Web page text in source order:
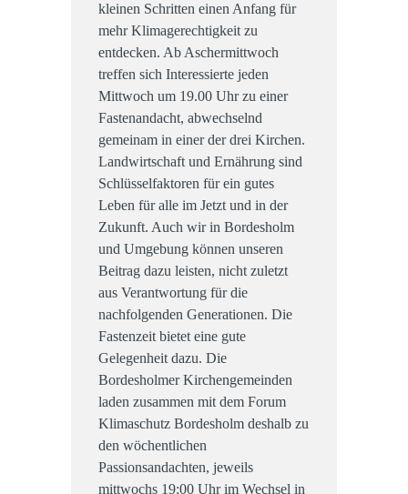
kleinen Schritten einen Anfang für
mehr Klimagerechtigkeit zu
entdecken. Ab Aschermittwoch
treffen sich Interessierte jeden
Mittwoch um 19.00 Uhr zu einer
Fastenandacht, abwechselnd
gemeinam in einer der drei Kirchen.
Landwirtschaft und Ernährung sind
Schlüsselfaktoren für ein gutes
Leben für alle im Jetzt und in der
Zukunft. Auch wir in Bordesholm
und Umgebung können unseren
Beitrag dazu leisten, nicht zuletzt
aus Verantwortung für die
nachfolgenden Generationen. Die
Fastenzeit bietet eine gute
Gelegenheit dazu. Die
Bordesholmer Kirchengemeinden
laden zusammen mit dem Forum
Klimaschutz Bordesholm deshalb zu
den wöchentlichen
Passionsandachten, jeweils
mittwochs 19:00 Uhr im Wechsel in